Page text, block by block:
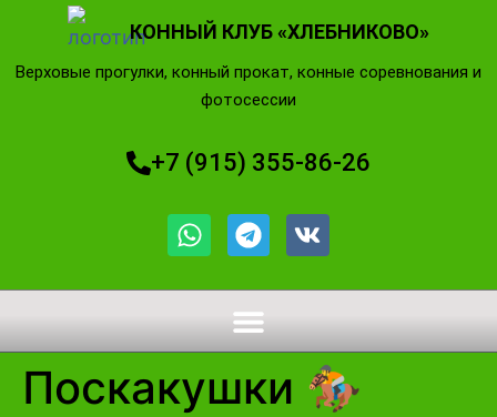
КОННЫЙ КЛУБ «ХЛЕБНИКОВО»
Верховые прогулки, конный прокат, конные соревнования и
фотосессии
+7 (915) 355-86-26
Поскакушки 🏇